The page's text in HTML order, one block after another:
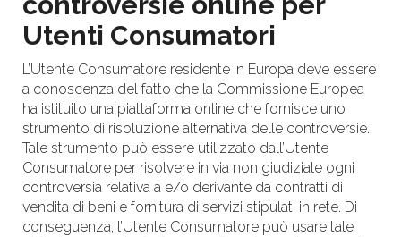
Utenti Consumatori
L’Utente Consumatore residente in Europa deve essere
a conoscenza del fatto che la Commissione Europea
ha istituito una piattaforma online che fornisce uno
strumento di risoluzione alternativa delle controversie.
Tale strumento può essere utilizzato dall’Utente
Consumatore per risolvere in via non giudiziale ogni
controversia relativa a e/o derivante da contratti di
vendita di beni e fornitura di servizi stipulati in rete. Di
conseguenza, l’Utente Consumatore può usare tale